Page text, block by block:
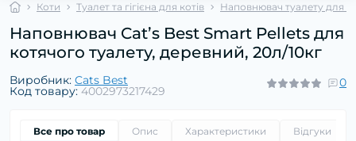
Коти Туалет та гігієна для котів Наповнювач туалету для
Наповнювач Cat’s Best Smart Pellets для
котячого туалету, деревний, 20л/10кг
Виробник: Cats Best
Код товару: 4002973217429
0
Все про товар Опис Характеристики Відгуки